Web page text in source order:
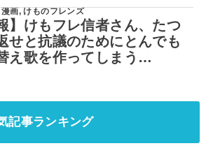
画, けものフレンズ
】けもフレ信者さん、たつ
せと抗議のためにとんでも
え歌を作ってしまう…
記事ランキング